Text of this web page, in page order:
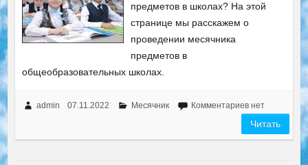
предметов в школах? На этой
странице мы расскажем о
проведении месячника
предметов в
общеобразовательных школах.
admin 07.11.2022 Месячник Комментариев нет
Читать